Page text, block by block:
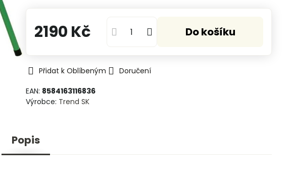
2190 Kč Do košíku
Přidat k Oblíbeným
Doručení
EAN: 8584163116836
Výrobce: Trend SK
Popis